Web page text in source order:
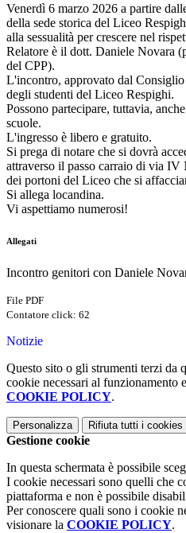
Venerdì 6 marzo 2026 a partire
della sede storica del Liceo
alla sessualità per crescere nel
Relatore è il dott. Daniele Novara
del CPP).
L'incontro, approvato dal
degli studenti del Liceo Respighi.
Possono partecipare, tuttavia,
scuole.
L'ingresso è libero e gratuito.
Si prega di notare che si dovrà
attraverso il passo carraio di via IV
dei portoni del Liceo che si
Si allega locandina.
Vi aspettiamo numerosi!
Allegati
Incontro genitori con Daniele
File PDF
Contatore click: 62
Notizie
Questo sito o gli strumenti terzi da
cookie necessari al
COOKIE POLICY.
Personalizza Rifiuta tutti i cookies
Gestione cookie
In questa schermata è possibile
I cookie necessari sono quelli che
piattaforma e non è possibile
Per conoscere quali sono i cookie
visionare la COOKIE POLICY.